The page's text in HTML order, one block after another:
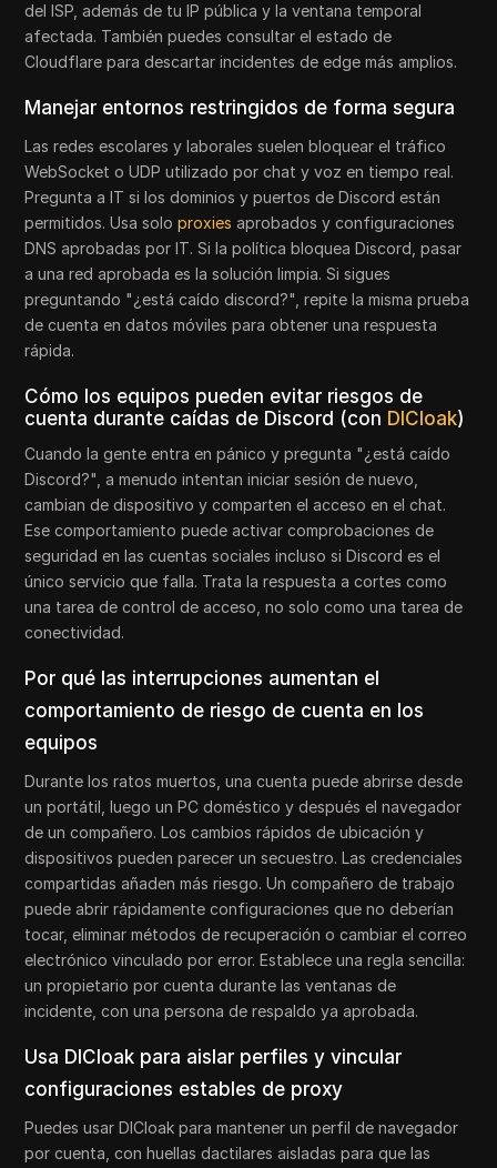
del ISP, además de tu IP pública y la ventana temporal
afectada. También puedes consultar el estado de
Cloudflare para descartar incidentes de edge más amplios.
Manejar entornos restringidos de forma segura
Las redes escolares y laborales suelen bloquear el tráfico
WebSocket o UDP utilizado por chat y voz en tiempo real.
Pregunta a IT si los dominios y puertos de Discord están
permitidos. Usa soloproxies aprobados y configuraciones
DNS aprobadas por IT. Si la política bloquea Discord, pasar
a una red aprobada es la solución limpia. Si sigues
preguntando "¿está caído discord?", repite la misma prueba
de cuenta en datos móviles para obtener una respuesta
rápida.
Cómo los equipos pueden evitar riesgos de
cuenta durante caídas de Discord (con DICloak)
Cuando la gente entra en pánico y pregunta "¿está caído
Discord?", a menudo intentan iniciar sesión de nuevo,
cambian de dispositivo y comparten el acceso en el chat.
Ese comportamiento puede activar comprobaciones de
seguridad en las cuentas sociales incluso si Discord es el
único servicio que falla. Trata la respuesta a cortes como
una tarea de control de acceso, no solo como una tarea de
conectividad.
Por qué las interrupciones aumentan el
comportamiento de riesgo de cuenta en los
equipos
Durante los ratos muertos, una cuenta puede abrirse desde
un portátil, luego un PC doméstico y después el navegador
de un compañero. Los cambios rápidos de ubicación y
dispositivos pueden parecer un secuestro. Las credenciales
compartidas añaden más riesgo. Un compañero de trabajo
puede abrir rápidamente configuraciones que no deberían
tocar, eliminar métodos de recuperación o cambiar el correo
electrónico vinculado por error. Establece una regla sencilla:
un propietario por cuenta durante las ventanas de
incidente, con una persona de respaldo ya aprobada.
Usa DICloak para aislar perfiles y vincular
configuraciones estables de proxy
Puedes usar DICloak para mantener un perfil de navegador
por cuenta, con huellas dactilares aisladas para que las